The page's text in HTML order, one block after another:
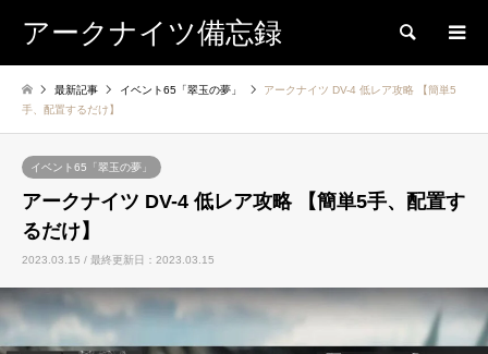
アークナイツ備忘録 検索
最新記事 イベント65「翠玉の夢」
アークナイツ DV-4 低レア攻略 【簡単5
手、配置するだけ】
イベント65「翠玉の夢」
アークナイツ DV-4 低レア攻略 【簡単5手、配置す
るだけ】
2023.03.15 / 最終更新日：2023.03.15